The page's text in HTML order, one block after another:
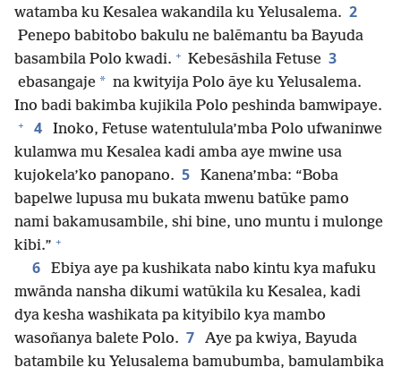
watamba ku Kesalea wakandila ku Yelusalema. 2
Penepo babitobo bakulu ne balēmantu ba Bayuda
basambila Polo kwadi. + Kebesāshila Fetuse 3
ebasangaje * na kwityija Polo āye ku Yelusalema.
Ino badi bakimba kujikila Polo peshinda bamwipaye.
+ 4
Inoko, Fetuse watentulula’mba Polo ufwaninwe
kulamwa mu Kesalea kadi amba aye mwine usa
kujokela’ko panopano. 5
Kanena’mba: “Boba
bapelwe lupusa mu bukata mwenu batūke pamo
nami bakamusambile, shi bine, uno muntu i mulonge
kibi.” +
6
Ebiya aye pa kushikata nabo kintu kya mafuku
mwānda nansha dikumi watūkila ku Kesalea, kadi
dya kesha washikata pa kityibilo kya mambo
wasoñanya balete Polo. 7
Aye pa kwiya, Bayuda
batambile ku Yelusalema bamubumba, bamulambika